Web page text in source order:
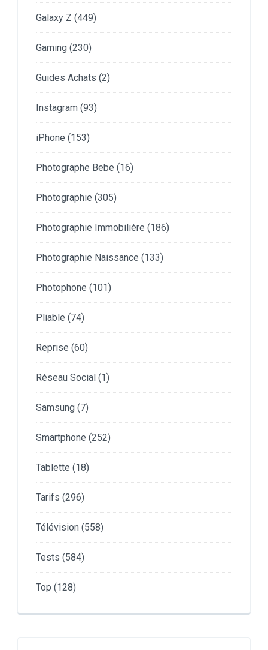
Galaxy Z (449)
Gaming (230)
Guides Achats (2)
Instagram (93)
iPhone (153)
Photographe Bebe (16)
Photographie (305)
Photographie Immobilière (186)
Photographie Naissance (133)
Photophone (101)
Pliable (74)
Reprise (60)
Réseau Social (1)
Samsung (7)
Smartphone (252)
Tablette (18)
Tarifs (296)
Télévision (558)
Tests (584)
Top (128)